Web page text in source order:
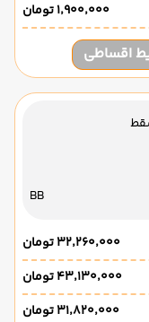
۱٬۹۰۰٬۰۰۰ تومان
اقساطی
BB
۳۲٬۲۶۰٬۰۰۰ تومان
۴۳٬۱۳۰٬۰۰۰ تومان
۳۱٬۸۲۰٬۰۰۰ تومان